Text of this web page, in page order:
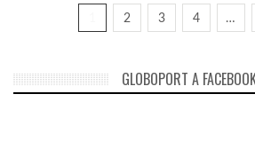
2 3 4 …
GLOBOPORT A